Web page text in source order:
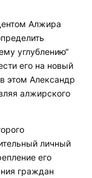
Алжира
углублению“
его на новый
этом Александр
алжирского
личный
его
граждан